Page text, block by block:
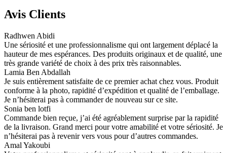
Avis Clients
Radhwen Abidi
Une sériosité et une professionnalisme qui ont largement déplacé la
hauteur de mes espérances. Des produits originaux et de qualité, une
très grande variété de choix à des prix très raisonnables.
Lamia Ben Abdallah
Je suis entièrement satisfaite de ce premier achat chez vous. Produit
conforme à la photo, rapidité d’expédition et qualité de l’emballage.
Je n’hésiterai pas à commander de nouveau sur ce site.
Sonia ben lotfi
Commande bien reçue, j’ai été agréablement surprise par la rapidité
de la livraison. Grand merci pour votre amabilité et votre sériosité. Je
n’hésiterai pas à revenir vers vous pour d’autres commandes.
Amal Yakoubi